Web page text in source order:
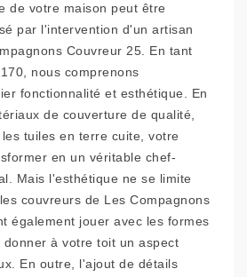
de votre maison peut être
par l'intervention d'un artisan
Couvreur 25. En tant
nous comprenons
fonctionnalité et esthétique. En
de couverture de qualité,
tuiles en terre cuite, votre
en un véritable chef-
Mais l'esthétique ne se limite
couvreurs de Les Compagnons
également jouer avec les formes
à votre toit un aspect
En outre, l'ajout de détails